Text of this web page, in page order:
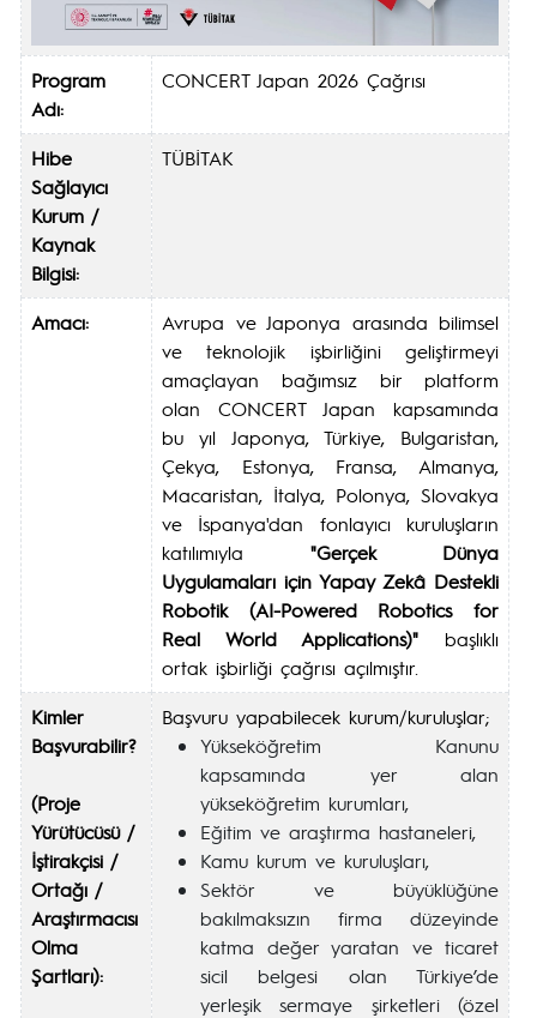
Program
Adı:
CONCERT Japan 2026 Çağrısı
Hibe
Sağlayıcı
Kurum /
Kaynak
Bilgisi:
TÜBİTAK
Amacı:
Avrupa ve Japonya arasında bilimsel
ve teknolojik işbirliğini geliştirmeyi
amaçlayan bağımsız bir platform
olan CONCERT Japan kapsamında
bu yıl Japonya, Türkiye, Bulgaristan,
Çekya, Estonya, Fransa, Almanya,
Macaristan, İtalya, Polonya, Slovakya
ve İspanya'dan fonlayıcı kuruluşların
katılımıyla "Gerçek Dünya
Uygulamaları için Yapay Zekâ Destekli
Robotik (AI-Powered Robotics for
Real World Applications)" başlıklı
ortak işbirliği çağrısı açılmıştır.
Kimler
Başvurabilir?
(Proje
Yürütücüsü /
İştirakçisi /
Ortağı /
Araştırmacısı
Olma
Şartları):
Başvuru yapabilecek kurum/kuruluşlar;
Yükseköğretim Kanunu
kapsamında yer alan
yükseköğretim kurumları,
Eğitim ve araştırma hastaneleri,
Kamu kurum ve kuruluşları,
Sektör ve büyüklüğüne
bakılmaksızın firma düzeyinde
katma değer yaratan ve ticaret
sicil belgesi olan Türkiye’de
yerleşik sermaye şirketleri (özel